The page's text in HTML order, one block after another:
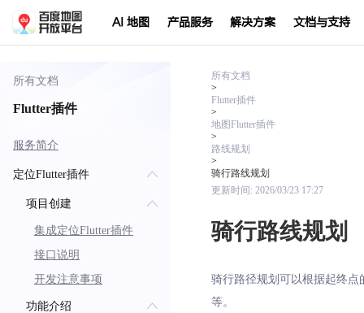
AI 地图 产品服务 解决方案 文档与支持
所有文档
Flutter插件
服务简介
定位Flutter插件
项目创建
集成定位Flutter插件
接口说明
开发注意事项
功能介绍
所有文档
>
Flutter插件
>
地图Flutter插件
>
路线规划
>
骑行路线规划
更新时间: 2026/03/23 17:27
骑行路线规划
骑行路径规划可以根据起终
等。